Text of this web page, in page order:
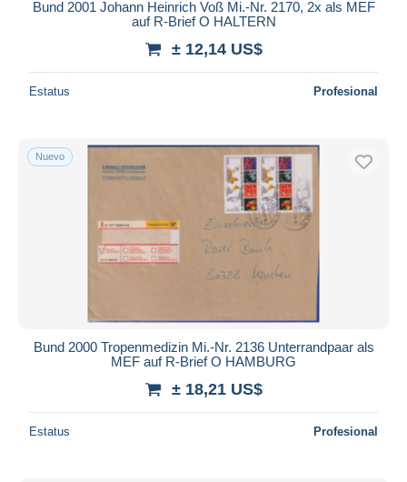
Bund 2001 Johann Heinrich Voß Mi.-Nr. 2170, 2x als MEF
auf R-Brief O HALTERN
± 12,14 US$
Estatus Profesional
Nuevo
Bund 2000 Tropenmedizin Mi.-Nr. 2136 Unterrandpaar als
MEF auf R-Brief O HAMBURG
± 18,21 US$
Estatus Profesional